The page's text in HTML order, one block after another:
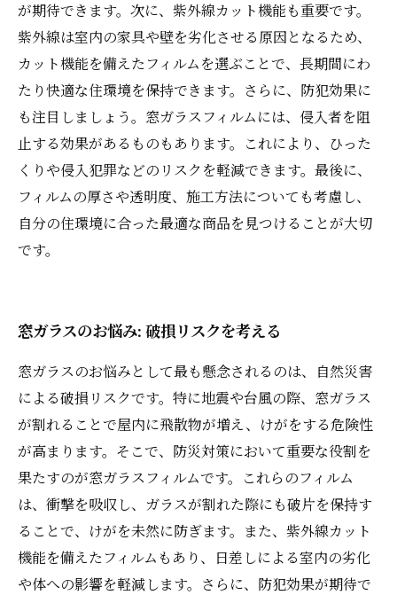
が期待できます。次に、紫外線カット機能も重要です。
紫外線は室内の家具や壁を劣化させる原因となるため、
カット機能を備えたフィルムを選ぶことで、長期間にわ
たり快適な住環境を保持できます。さらに、防犯効果に
も注目しましょう。窓ガラスフィルムには、侵入者を阻
止する効果があるものもあります。これにより、ひった
くりや侵入犯罪などのリスクを軽減できます。最後に、
フィルムの厚さや透明度、施工方法についても考慮し、
自分の住環境に合った最適な商品を見つけることが大切
です。
窓ガラスのお悩み: 破損リスクを考える
窓ガラスのお悩みとして最も懸念されるのは、自然災害
による破損リスクです。特に地震や台風の際、窓ガラス
が割れることで屋内に飛散物が増え、けがをする危険性
が高まります。そこで、防災対策において重要な役割を
果たすのが窓ガラスフィルムです。これらのフィルム
は、衝撃を吸収し、ガラスが割れた際にも破片を保持す
ることで、けがを未然に防ぎます。また、紫外線カット
機能を備えたフィルムもあり、日差しによる室内の劣化
や体への影響を軽減します。さらに、防犯効果が期待で